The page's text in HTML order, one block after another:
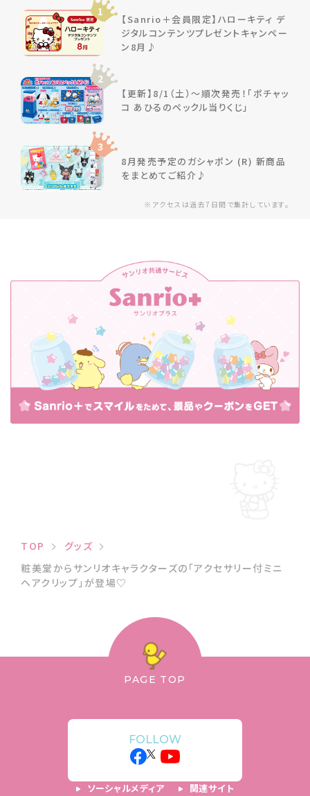
※アクセスは過去7日間で集計しています。
1
【Sanrio＋会員限定】ハローキティ デ
ジタルコンテンツプレゼントキャンペー
ン8月♪
2
【更新】8/1（土）～順次発売！「ポチャッ
コ あひるのペックル当りくじ」
3
8月発売予定のガシャポン (R) 新商品
をまとめてご紹介♪
TOP
グッズ
粧美堂からサンリオキャラクターズの「アクセサリー付ミニ
ヘアクリップ」が登場♡
PAGE TOP
FOLLOW
ソーシャルメディア 関連サイト